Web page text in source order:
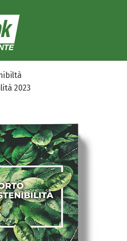
2023